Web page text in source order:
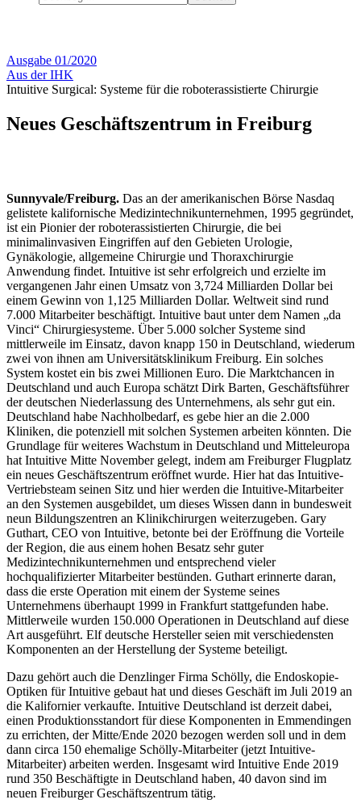
Ausgabe 01/2020
Aus der IHK
Intuitive Surgical: Systeme für die roboterassistierte Chirurgie
Neues Geschäftszentrum in Freiburg
Sunnyvale/Freiburg. Das an der amerikanischen Börse Nasdaq
gelistete kalifornische Medizintechnikunternehmen, 1995 gegründet,
ist ein Pionier der roboterassistierten Chirurgie, die bei
minimalinvasiven Eingriffen auf den Gebieten Urologie,
Gynäkologie, allgemeine Chirurgie und Thoraxchirurgie
Anwendung findet. Intuitive ist sehr erfolgreich und erzielte im
vergangenen Jahr einen Umsatz von 3,724 Milliarden Dollar bei
einem Gewinn von 1,125 Milliarden Dollar. Weltweit sind rund
7.000 Mitarbeiter beschäftigt. Intuitive baut unter dem Namen „da
Vinci“ Chirurgiesysteme. Über 5.000 solcher Systeme sind
mittlerweile im Einsatz, davon knapp 150 in Deutschland, wiederum
zwei von ihnen am Universitätsklinikum Freiburg. Ein solches
System kostet ein bis zwei Millionen Euro. Die Marktchancen in
Deutschland und auch Europa schätzt Dirk Barten, Geschäftsführer
der deutschen Niederlassung des Unternehmens, als sehr gut ein.
Deutschland habe Nachholbedarf, es gebe hier an die 2.000
Kliniken, die potenziell mit solchen Systemen arbeiten könnten. Die
Grundlage für weiteres Wachstum in Deutschland und Mitteleuropa
hat Intuitive Mitte November gelegt, indem am Freiburger Flugplatz
ein neues Geschäftszentrum eröffnet wurde. Hier hat das Intuitive-
Vertriebsteam seinen Sitz und hier werden die Intuitive-Mitarbeiter
an den Systemen ausgebildet, um dieses Wissen dann in bundesweit
neun Bildungszentren an Klinikchirurgen weiterzugeben. Gary
Guthart, CEO von Intuitive, betonte bei der Eröffnung die Vorteile
der Region, die aus einem hohen Besatz sehr guter
Medizintechnikunternehmen und entsprechend vieler
hochqualifizierter Mitarbeiter bestünden. Guthart erinnerte daran,
dass die erste Operation mit einem der Systeme seines
Unternehmens überhaupt 1999 in Frankfurt stattgefunden habe.
Mittlerweile wurden 150.000 Operationen in Deutschland auf diese
Art ausgeführt. Elf deutsche Hersteller seien mit verschiedensten
Komponenten an der Herstellung der Systeme beteiligt.
Dazu gehört auch die Denzlinger Firma Schölly, die Endoskopie-
Optiken für Intuitive gebaut hat und dieses Geschäft im Juli 2019 an
die Kalifornier verkaufte. Intuitive Deutschland ist derzeit dabei,
einen Produktionsstandort für diese Komponenten in Emmendingen
zu errichten, der Mitte/Ende 2020 bezogen werden soll und in dem
dann circa 150 ehemalige Schölly-Mitarbeiter (jetzt Intuitive-
Mitarbeiter) arbeiten werden. Insgesamt wird Intuitive Ende 2019
rund 350 Beschäftigte in Deutschland haben, 40 davon sind im
neuen Freiburger Geschäftszentrum tätig.